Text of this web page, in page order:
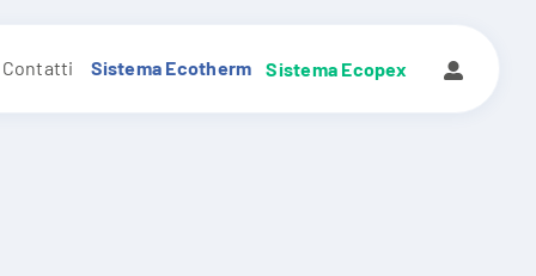
Contatti Sistema Ecotherm Sistema Ecopex